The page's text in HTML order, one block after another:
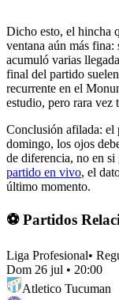
Dicho esto, el hincha
ventana aún más
acumuló varias
final del partido
recurrente en el
estudio, pero rara vez
Conclusión afilada: el
domingo, los ojos
de diferencia, no en si
partido en vivo, el
último momento.
⚽ Partidos
Liga Profesional•
Dom 26 jul • 20:00
Atletico Tucuman